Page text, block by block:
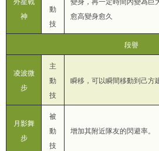
外星戰
神
動
技
變身，再一定時間內變為巨
愈高變身愈久
段譽
凌波微
步
主
動
技
瞬移，可以瞬間移動到己方
月影舞
步
被
動
技
增加其附近隊友的閃避率。